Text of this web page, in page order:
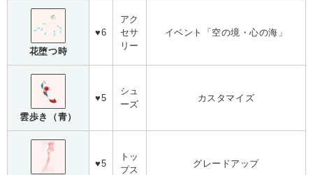
花堕つ時
♥6
アク
セサ
リー
イベント「空の境・心の海」
雲歩き（青）
♥5
シュ
ーズ
カスタマイズ
♥5
トッ
プス
グレードアップ